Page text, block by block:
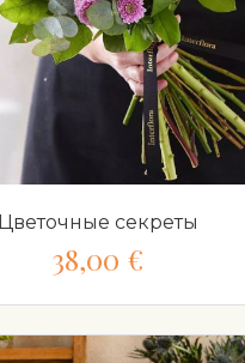
Цветочные секреты
38,00 €